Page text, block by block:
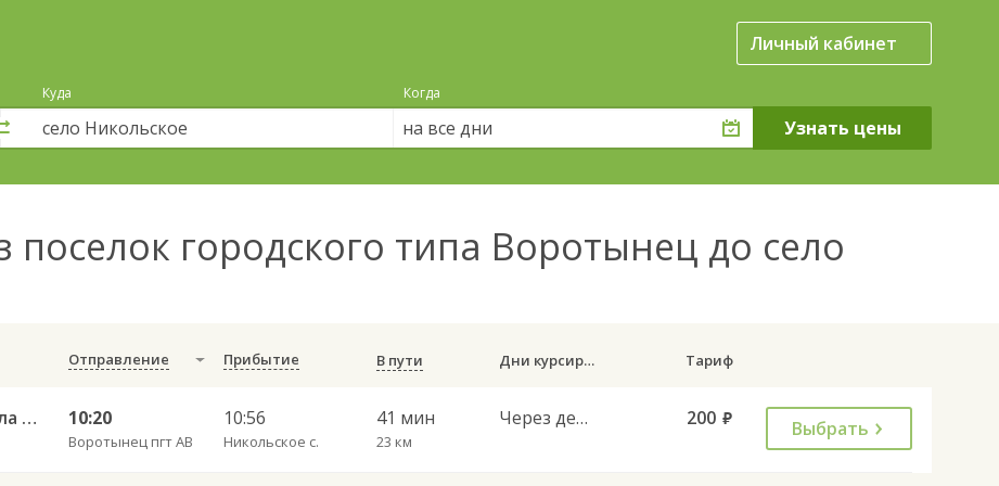
Личный кабинет
Куда Когда
на все дни
поселок городского типа Воротынец до село
Отправление Прибытие В пути Дни курсирования Тариф
Нижний Новгород — Йошкар-Ола 8312 10:20
Воротынец пгт АВ
10:56
Никольское с.
41 мин
23 км
Через день 200 руб. Выбрать